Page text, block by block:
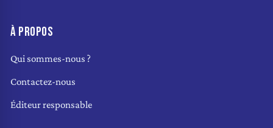
À PROPOS
Qui sommes-nous ?
Contactez-nous
Éditeur responsable